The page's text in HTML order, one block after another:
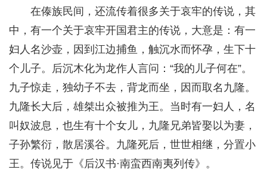
在傣族民间，还流传着很多关于哀牢的传说，其
中，有一个关于哀牢开国君主的传说，大意是：有一
妇人名沙壶，因到江边捕鱼，触沉水而怀孕，生下十
个儿子。后沉木化为龙作人言问：“我的儿子何在”。
九子惊走，独幼子不去，背龙而坐，因而取名九隆。
九隆长大后，雄桀出众被推为王。当时有一妇人，名
叫奴波息，也生有十个女儿，九隆兄弟皆娶以为妻，
子孙繁衍，散居溪谷。九隆死后，世世相继，分置小
王。传说见于《后汉书·南蛮西南夷列传》。